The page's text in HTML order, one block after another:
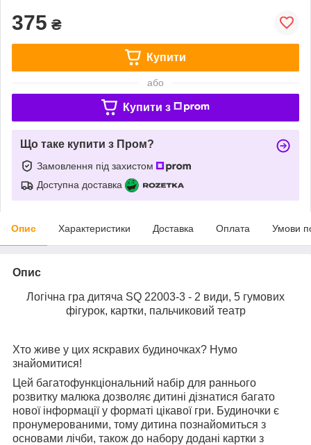
375 ₴
Купити
або
Купити з
Що таке купити з Пром?
Замовлення під захистом
Доступна доставка
Опис Характеристики Доставка Оплата Умови
Опис
Логічна гра дитяча SQ 22003-3 - 2 види, 5 гумових
фігурок, картки, пальчиковий театр
Хто живе у цих яскравих будиночках? Нумо
знайомитися!
Цей багатофункціональний набір для раннього
розвитку малюка дозволяє дитині дізнатися багато
нової інформації у форматі цікавої гри. Будиночки є
пронумерованими, тому дитина познайомиться з
основами лічби, також до набору додані картки з